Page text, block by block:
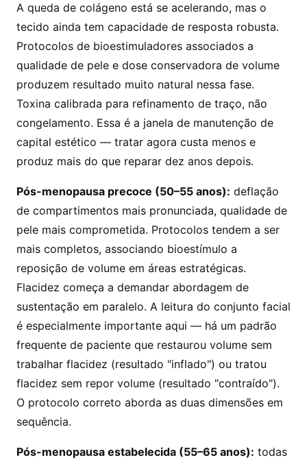
A queda de colágeno está se acelerando, mas o
tecido ainda tem capacidade de resposta robusta.
Protocolos de bioestimuladores associados a
qualidade de pele e dose conservadora de volume
produzem resultado muito natural nessa fase.
Toxina calibrada para refinamento de traço, não
congelamento. Essa é a janela de manutenção de
capital estético — tratar agora custa menos e
produz mais do que reparar dez anos depois.
Pós-menopausa precoce (50–55 anos): deflação
de compartimentos mais pronunciada, qualidade de
pele mais comprometida. Protocolos tendem a ser
mais completos, associando bioestímulo a
reposição de volume em áreas estratégicas.
Flacidez começa a demandar abordagem de
sustentação em paralelo. A leitura do conjunto facial
é especialmente importante aqui — há um padrão
frequente de paciente que restaurou volume sem
trabalhar flacidez (resultado "inflado") ou tratou
flacidez sem repor volume (resultado "contraído").
O protocolo correto aborda as duas dimensões em
sequência.
Pós-menopausa estabelecida (55–65 anos): todas